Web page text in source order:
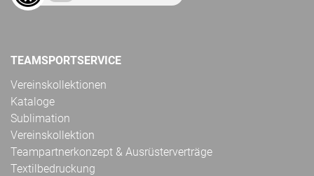
TEAMSPORTSERVICE
Vereinskollektionen
Kataloge
Sublimation
Vereinskollektion
Teampartnerkonzept & Ausrüsterverträge
Textilbedruckung